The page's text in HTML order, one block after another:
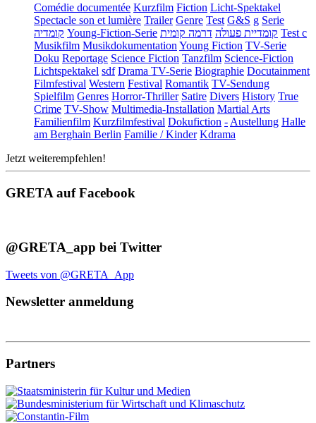
Comédie documentée Kurzfilm Fiction Licht-Spektakel
Spectacle son et lumière Trailer Genre Test G&S g Serie
קומדיה Young-Fiction-Serie קומדיית פעולה דרמה קומית
Test c
Musikfilm Musikdokumentation Young Fiction TV-Serie
Doku Reportage Science Fiction Tanzfilm Science-Fiction
Lichtspektakel sdf Drama TV-Serie Biographie Docutainment
Filmfestival Western Festival Romantik TV-Sendung
Spielfilm Genres Horror-Thriller Satire Divers History True
Crime TV-Show Multimedia-Installation Martial Arts
Familienfilm Kurzfilmfestival Dokufiction - Austellung Halle
am Berghain Berlin Familie / Kinder Kdrama
Jetzt weiterempfehlen!
GRETA auf Facebook
@GRETA_app bei Twitter
Tweets von @GRETA_App
Newsletter anmeldung
Partners